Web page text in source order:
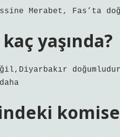
Merabet, Fas’ta
yaşında?